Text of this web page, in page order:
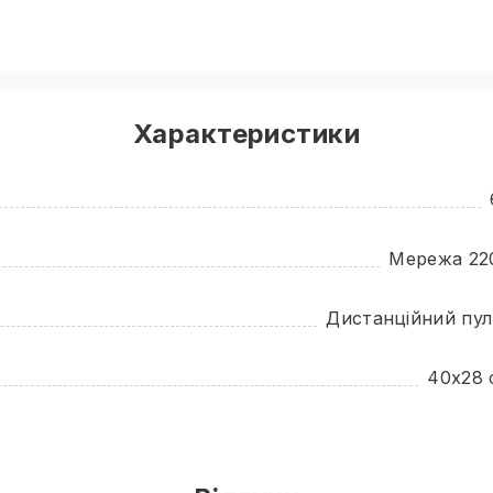
Характеристики
Мережа
Дистанційний
40х28